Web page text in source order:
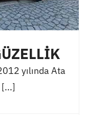
yılında Ata
[...]